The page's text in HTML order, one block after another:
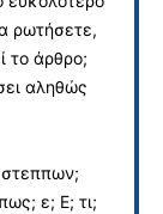
ρωτήσετε,
το άρθρο;
αληθώς
στεππων;
ε; Ε; τι;